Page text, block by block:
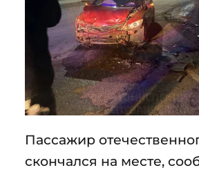
Пассажир
скончался на месте,